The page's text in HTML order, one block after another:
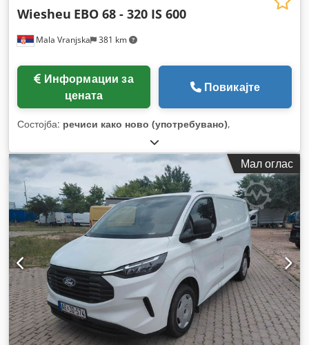
Mala Vranjska 381 km
Wiesheu EBO 68 - 320 IS 600
цената
Повикајте
Состојба: речиси како ново (употребувано),
Мал оглас